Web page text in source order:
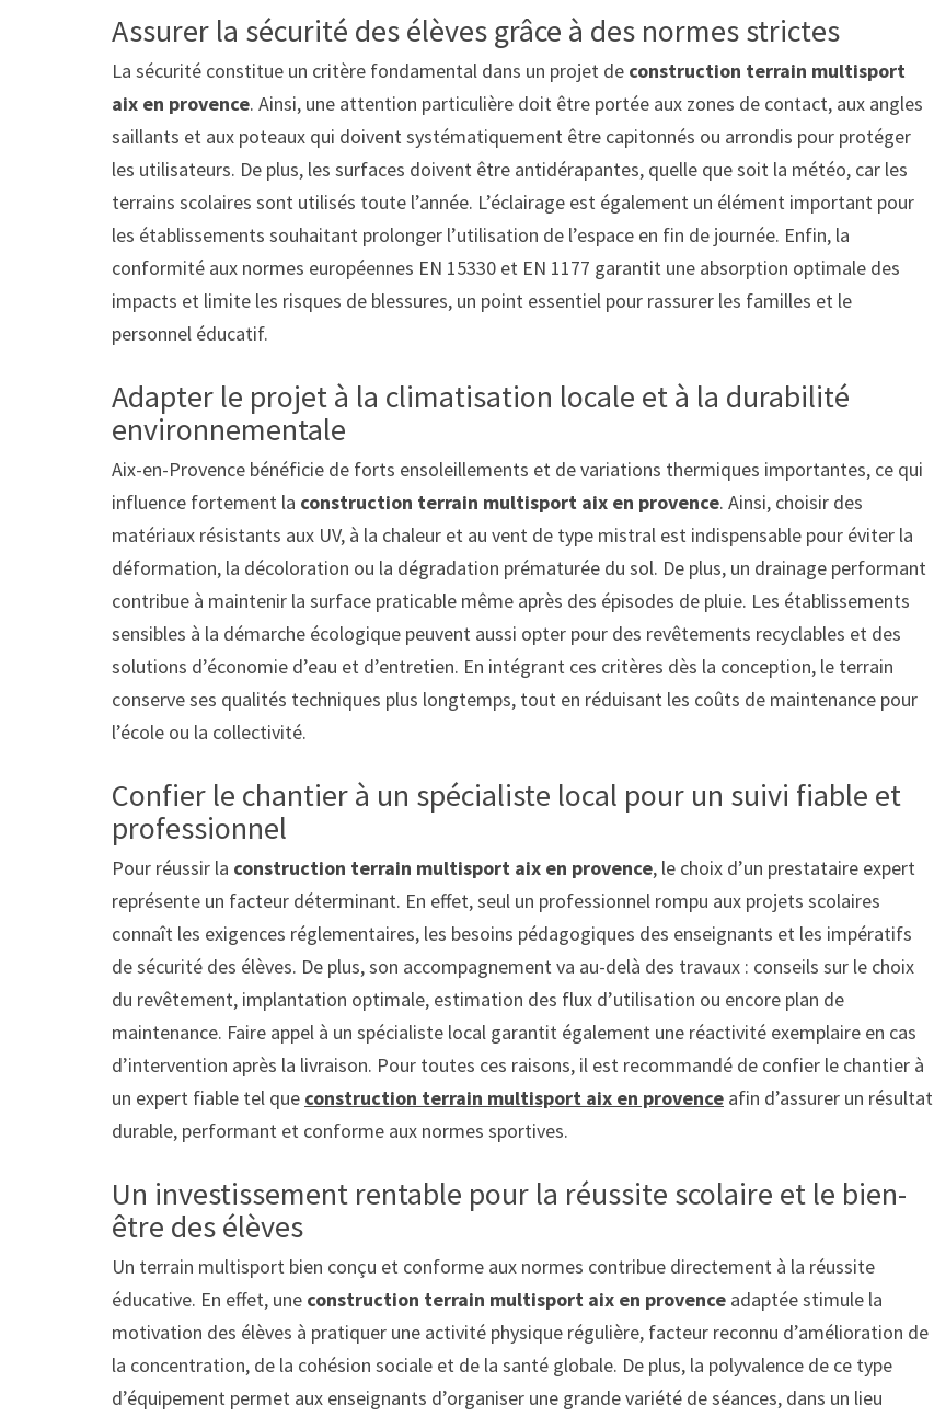
Assurer la sécurité des élèves grâce à des normes strictes
La sécurité constitue un critère fondamental dans un projet de construction terrain multisport
aix en provence. Ainsi, une attention particulière doit être portée aux zones de contact, aux angles
saillants et aux poteaux qui doivent systématiquement être capitonnés ou arrondis pour protéger
les utilisateurs. De plus, les surfaces doivent être antidérapantes, quelle que soit la météo, car les
terrains scolaires sont utilisés toute l’année. L’éclairage est également un élément important pour
les établissements souhaitant prolonger l’utilisation de l’espace en fin de journée. Enfin, la
conformité aux normes européennes EN 15330 et EN 1177 garantit une absorption optimale des
impacts et limite les risques de blessures, un point essentiel pour rassurer les familles et le
personnel éducatif.
Adapter le projet à la climatisation locale et à la durabilité
environnementale
Aix-en-Provence bénéficie de forts ensoleillements et de variations thermiques importantes, ce qui
influence fortement la construction terrain multisport aix en provence. Ainsi, choisir des
matériaux résistants aux UV, à la chaleur et au vent de type mistral est indispensable pour éviter la
déformation, la décoloration ou la dégradation prématurée du sol. De plus, un drainage performant
contribue à maintenir la surface praticable même après des épisodes de pluie. Les établissements
sensibles à la démarche écologique peuvent aussi opter pour des revêtements recyclables et des
solutions d’économie d’eau et d’entretien. En intégrant ces critères dès la conception, le terrain
conserve ses qualités techniques plus longtemps, tout en réduisant les coûts de maintenance pour
l’école ou la collectivité.
Confier le chantier à un spécialiste local pour un suivi fiable et
professionnel
Pour réussir la construction terrain multisport aix en provence, le choix d’un prestataire expert
représente un facteur déterminant. En effet, seul un professionnel rompu aux projets scolaires
connaît les exigences réglementaires, les besoins pédagogiques des enseignants et les impératifs
de sécurité des élèves. De plus, son accompagnement va au-delà des travaux : conseils sur le choix
du revêtement, implantation optimale, estimation des flux d’utilisation ou encore plan de
maintenance. Faire appel à un spécialiste local garantit également une réactivité exemplaire en cas
d’intervention après la livraison. Pour toutes ces raisons, il est recommandé de confier le chantier à
un expert fiable tel que construction terrain multisport aix en provence afin d’assurer un résultat
durable, performant et conforme aux normes sportives.
Un investissement rentable pour la réussite scolaire et le bien-
être des élèves
Un terrain multisport bien conçu et conforme aux normes contribue directement à la réussite
éducative. En effet, une construction terrain multisport aix en provence adaptée stimule la
motivation des élèves à pratiquer une activité physique régulière, facteur reconnu d’amélioration de
la concentration, de la cohésion sociale et de la santé globale. De plus, la polyvalence de ce type
d’équipement permet aux enseignants d’organiser une grande variété de séances, dans un lieu